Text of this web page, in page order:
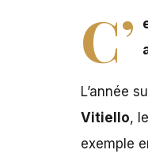
C’
L’année
Vitiello,
exemple